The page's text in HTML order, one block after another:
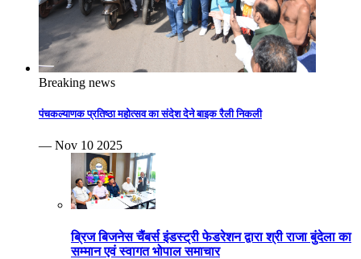
Breaking news
पंचकल्याणक प्रतिष्ठा महोत्सव का संदेश देने बाइक रैली निकली
— Nov 10 2025
ब्रिज बिजनेस चैंबर्स इंडस्ट्री फेडरेशन द्वारा श्री राजा बुंदेला का
सम्मान एवं स्वागत भोपाल समाचार